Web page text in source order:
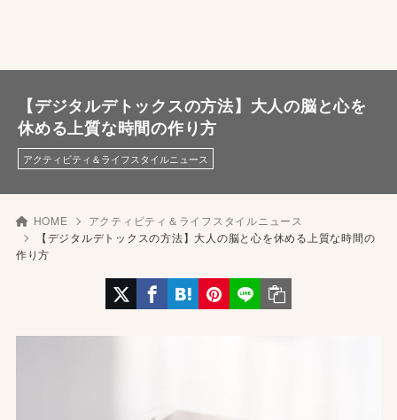
【デジタルデトックスの方法】大人の脳と心を
休める上質な時間の作り方
アクティビティ＆ライフスタイルニュース
HOME
アクティビティ＆ライフスタイルニュース
【デジタルデトックスの方法】大人の脳と心を休める上質な時間の
作り方